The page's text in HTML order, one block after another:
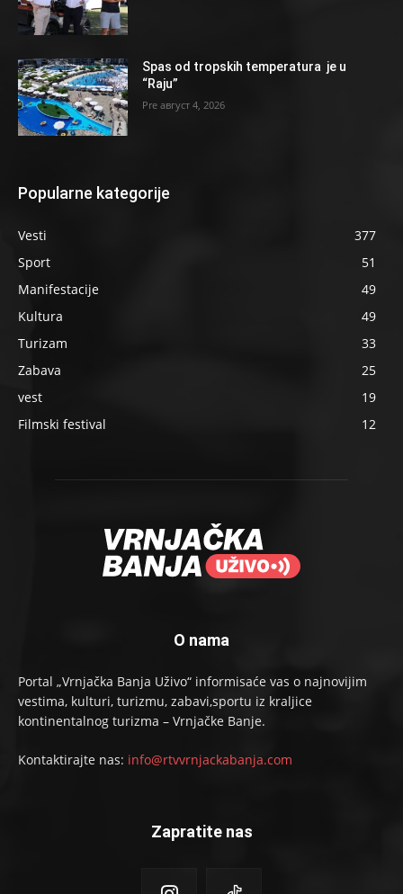
Spas od tropskih temperatura je u
“Raju”
август 4, 2026
Popularne kategorije
Vesti
377
Sport
51
Manifestacije
49
Kultura
49
Turizam
33
Zabava
25
vest
19
Filmski festival
12
O nama
Portal „Vrnjačka Banja Uživo“ informisaće vas o najnovijim
vestima, kulturi, turizmu, zabavi,sportu iz kraljice
kontinentalnog turizma – Vrnjačke Banje.
Kontaktirajte nas: info@rtvvrnjackabanja.com
Zapratite nas